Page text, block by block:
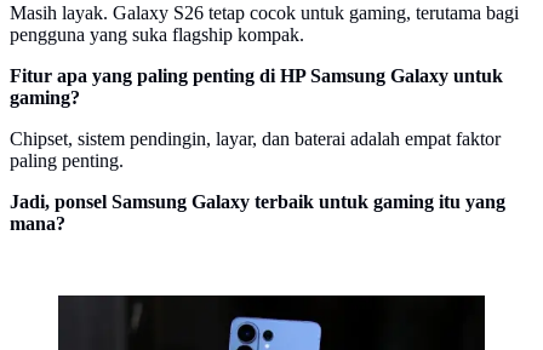
Masih layak. Galaxy S26 tetap cocok untuk gaming, terutama bagi
pengguna yang suka flagship kompak.
Fitur apa yang paling penting di HP Samsung Galaxy untuk
gaming?
Chipset, sistem pendingin, layar, dan baterai adalah empat faktor
paling penting.
Jadi, ponsel Samsung Galaxy terbaik untuk gaming itu yang
mana?